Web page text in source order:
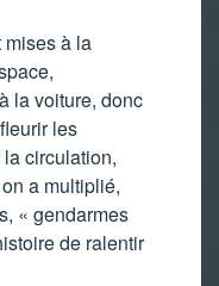
à la
la voiture, donc
les
circulation,
a multiplié,
« gendarmes
de ralentir